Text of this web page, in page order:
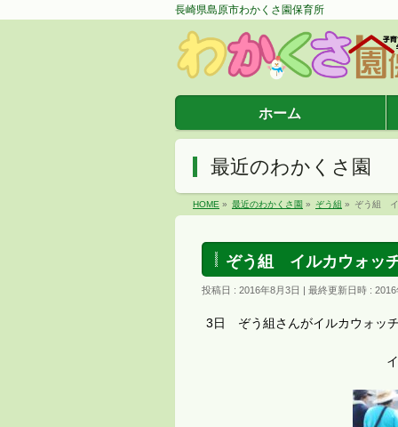
長崎県島原市わかくさ園保育所
ホーム
最近のわかくさ園
HOME » 最近のわかくさ園 » ぞう組 » ぞう組 イ
ぞう組 イルカウォッ
投稿日 : 2016年8月3日 最終更新日時 :
3日 ぞう組さんがイルカウォッ